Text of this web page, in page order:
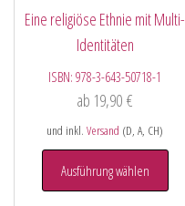
Eine religiöse Ethnie mit Multi-
Identitäten
ISBN:978-3-643-50718-1
ab 19,90€
und inkl.Versand (D, A, CH)
Ausführung wählen